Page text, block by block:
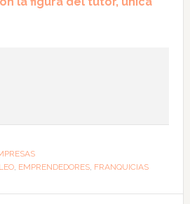
, EMPRENDEDORES, FRANQUICIAS